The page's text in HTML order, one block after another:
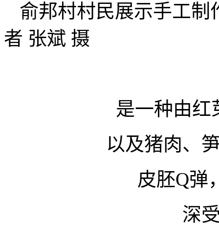
俞邦村村民展示手工制
者 张斌 摄
是一种由红
以及猪肉、
皮胚Q弹
深